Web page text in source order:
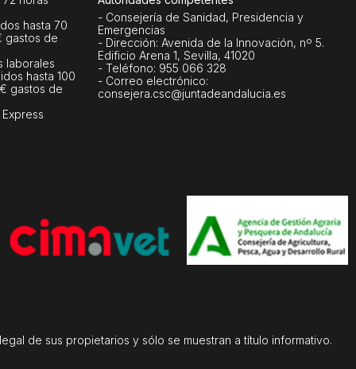
hasta 70
gastos de
laborales
hasta 100
gastos de
- Consejería de Sanidad, Presidencia y
Emergencias
- Dirección: Avenida de la Innovación, nº 5.
Edificio Arena 1, Sevilla, 41020
- Teléfono: 955 066 328
- Correo electrónico:
consejera.csc@juntadeandalucia.es
de sus propietarios y sólo se muestran a título informativo.